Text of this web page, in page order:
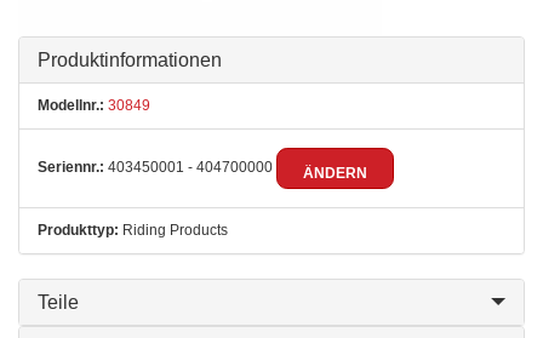
Produktinformationen
Modellnr.: 30849
Seriennr.: 403450001 - 404700000 ÄNDERN
Produkttyp: Riding Products
Teile